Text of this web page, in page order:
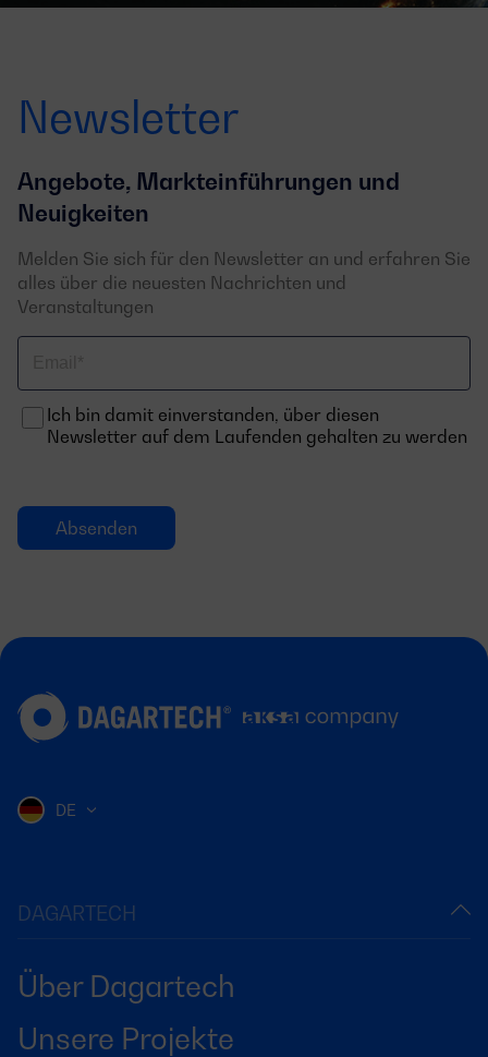
Newsletter
Angebote, Markteinführungen und
Neuigkeiten
Melden Sie sich für den Newsletter an und erfahren Sie
alles über die neuesten Nachrichten und
Veranstaltungen
Ich bin damit einverstanden, über diesen
Newsletter auf dem Laufenden gehalten zu werden
DAGARTECH
Über Dagartech
Unsere Projekte
DE